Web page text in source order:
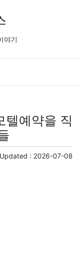
야기
텔예약을 직
: 2026-07-08